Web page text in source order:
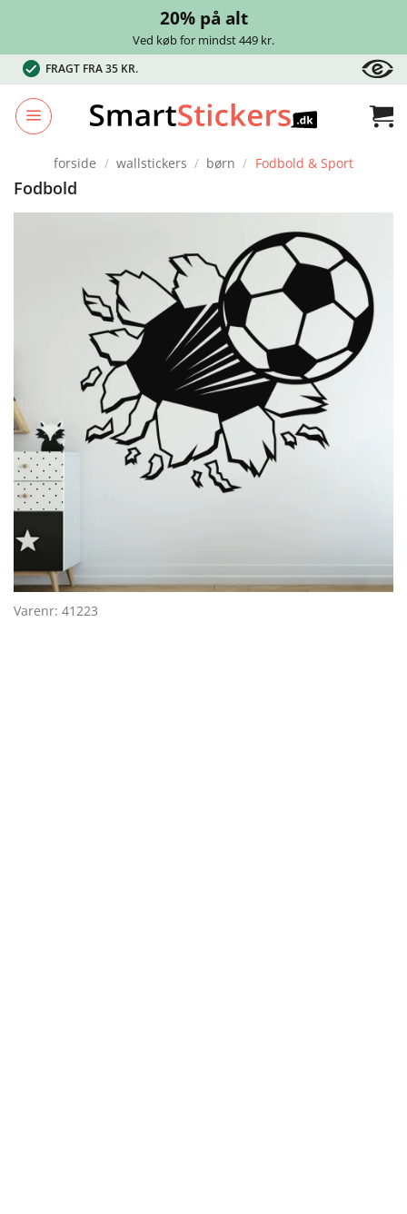
20% på alt
Ved køb for mindst 449 kr.
Fortsæt
til
indhold
FRAGT FRA 35 KR.
forside / wallstickers / børn / Fodbold & Sport
Fodbold
Varenr: 41223